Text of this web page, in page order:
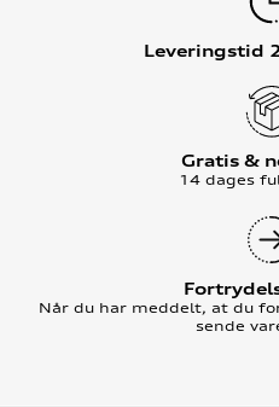
Leveringstid
Gratis &
14 dages
Når du har meddelt, at du
sende